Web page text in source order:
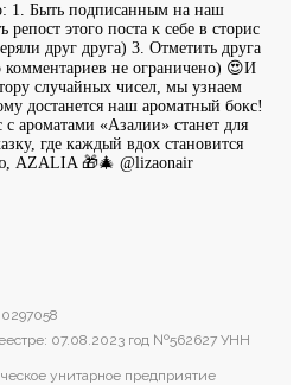
1. Быть подписанным на наш
репост этого поста к себе в сторис
друг друга) 3. Отметить друга
комментариев не ограничено) 😍И
случайных чисел, мы узнаем
достанется наш ароматный бокс!
ароматами «Азалии» станет для
где каждый вдох становится
AZALIA 🎁🎄 @lizaonair
07.08.2023 год №562627 УНН
унитарное предприятие